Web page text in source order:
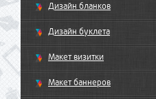
Дизайн бланков
Дизайн буклета
Макет визитки
Макет баннеров